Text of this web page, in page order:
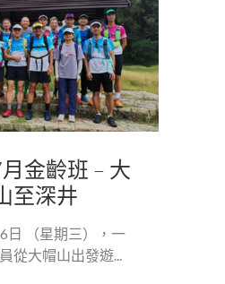
金齡班 – 大
至深井
日 （星期三），一
從大帽山出發遊...